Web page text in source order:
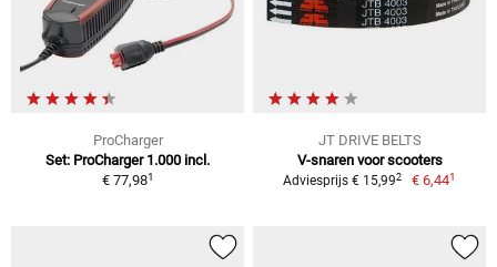
ProCharger
Set: ProCharger 1.000 incl.
€ 77,981
JT DRIVE BELTS
V-snaren voor scooters
Adviesprijs € 15,992 € 6,441